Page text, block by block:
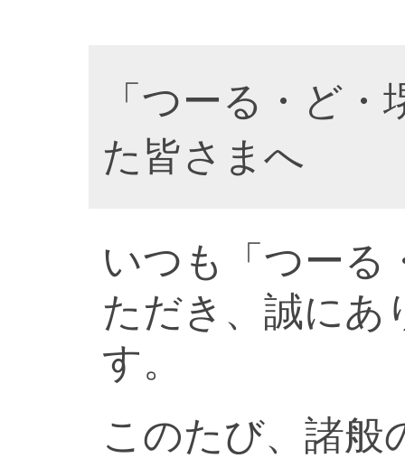
「つーる・ど
た皆さまへ
いつも「つーる
ただき、誠にあ
す。
このたび、諸般